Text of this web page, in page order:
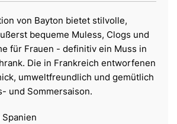
von Bayton bietet stilvolle,
bequeme Muless, Clogs und
für Frauen - definitiv ein Muss in
Die in Frankreich entworfenen
umweltfreundlich und gemütlich
und Sommersaison.